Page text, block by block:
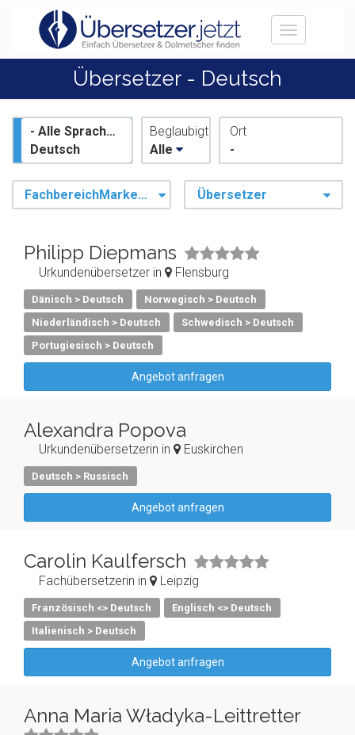
Toggle
Übersetzer - Deutsch
- Alle Sprachen -
Deutsch
Beglaubigt
Alle
Ort
-
FachbereichMarketing, Wirtschaft & Finanzen, Übersetzer
Philipp Diepmans
Urkundenübersetzer in Flensburg
Dänisch > Deutsch
Norwegisch > Deutsch
Niederländisch > Deutsch
Schwedisch > Deutsch
Portugiesisch > Deutsch
Angebot anfragen
Alexandra Popova
Urkundenübersetzerin in Euskirchen
Deutsch > Russisch
Angebot anfragen
Carolin Kaulfersch
Fachübersetzerin in Leipzig
Französisch <> Deutsch
Englisch <> Deutsch
Italienisch > Deutsch
Angebot anfragen
Anna Maria Władyka-Leittretter